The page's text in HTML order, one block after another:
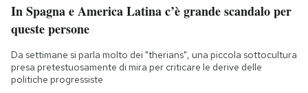
In Spagna e America Latina c’è grande scandalo per
queste persone
Da settimane si parla molto dei "therians", una piccola sottocultura
presa pretestuosamente di mira per criticare le derive delle
politiche progressiste